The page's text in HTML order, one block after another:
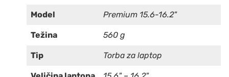
Model Premium 15.6-16.2"
Težina 560 g
Tip Torba za laptop